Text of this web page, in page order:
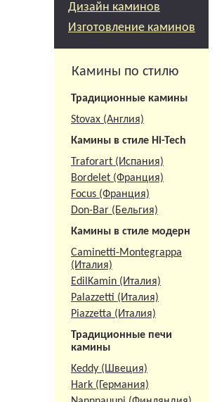
Дизайн каминов
Изготовление каминов
Камины по стилю
Традиционные камины
Stovax (Англия)
Камины в стиле Hi-Tech
Traforart (Испания)
Bordelet (Франция)
Focus (Франция)
Don-Bar (Бельгия)
Камины в стиле модерн
Caminetti-Montegrappa
(Италия)
EdilKamin (Италия)
Palazzetti (Италия)
Piazzetta (Италия)
Традиционные печи
камины
Keddy (Швеция)
Hark (Германия)